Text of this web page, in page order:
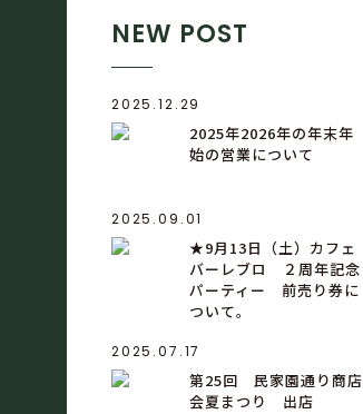
NEW POST
2025.12.29
2025年2026年の年末年
始の営業について
2025.09.01
★9月13日（土）カフェ
バーレブロ ２周年記念
パーティー 前売り券に
ついて。
2025.07.17
第25回 民家園通り商店
会夏まつり 出店